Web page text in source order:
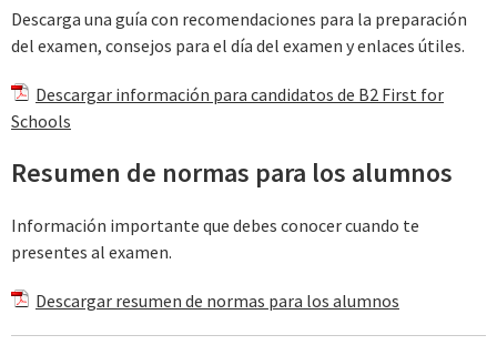
Descarga una guía con recomendaciones para la preparación
del examen, consejos para el día del examen y enlaces útiles.
Descargar información para candidatos de B2 First for
Schools
Resumen de normas para los alumnos
Información importante que debes conocer cuando te
presentes al examen.
Descargar resumen de normas para los alumnos